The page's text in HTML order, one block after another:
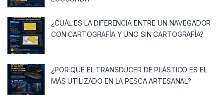
¿CUÁL ES LA DIFERENCIA ENTRE UN NAVEGADOR
CON CARTOGRAFÍA Y UNO SIN CARTOGRAFÍA?
¿POR QUÉ EL TRANSDUCER DE PLÁSTICO ES EL
MÁS UTILIZADO EN LA PESCA ARTESANAL?